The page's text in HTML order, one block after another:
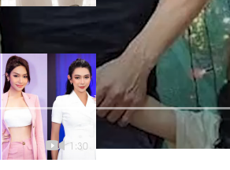
1:30
Quỳnh
thủ mạnh
cao tay???
Hoài Anh 25/03/